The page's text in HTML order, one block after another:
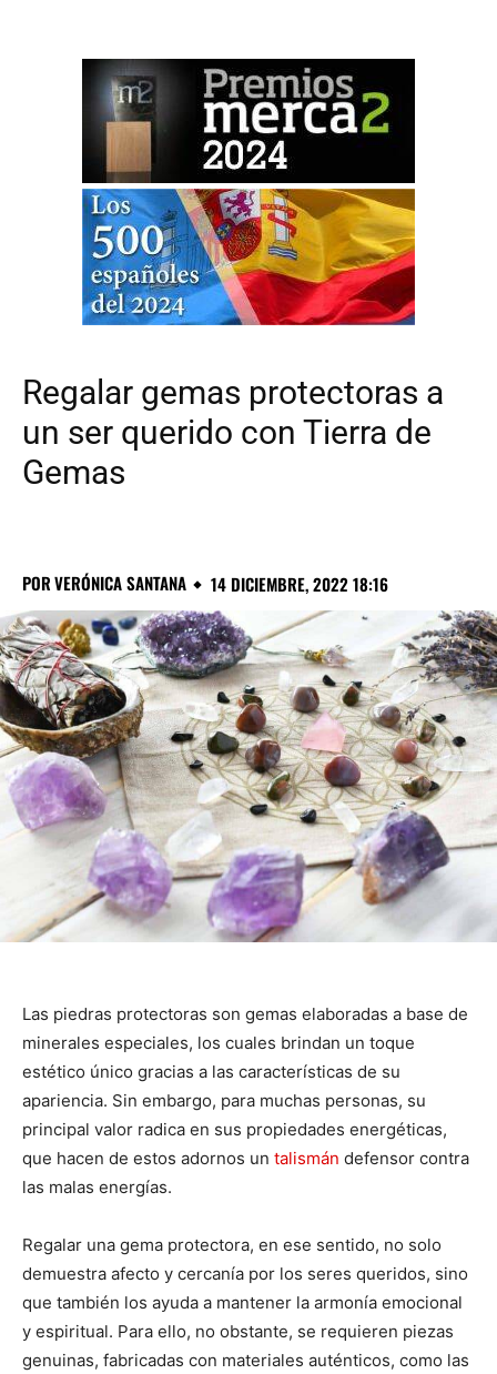
Regalar gemas protectoras a
un ser querido con Tierra de
Gemas
PORVERÓNICA SANTANA 14 DICIEMBRE, 2022 18:16
Las piedras protectoras son gemas elaboradas a base de
minerales especiales, los cuales brindan un toque
estético único gracias a las características de su
apariencia. Sin embargo, para muchas personas, su
principal valor radica en sus propiedades energéticas,
que hacen de estos adornos un talismán defensor contra
las malas energías.
Regalar una gema protectora, en ese sentido, no solo
demuestra afecto y cercanía por los seres queridos, sino
que también los ayuda a mantener la armonía emocional
y espiritual. Para ello, no obstante, se requieren piezas
genuinas, fabricadas con materiales auténticos, como las